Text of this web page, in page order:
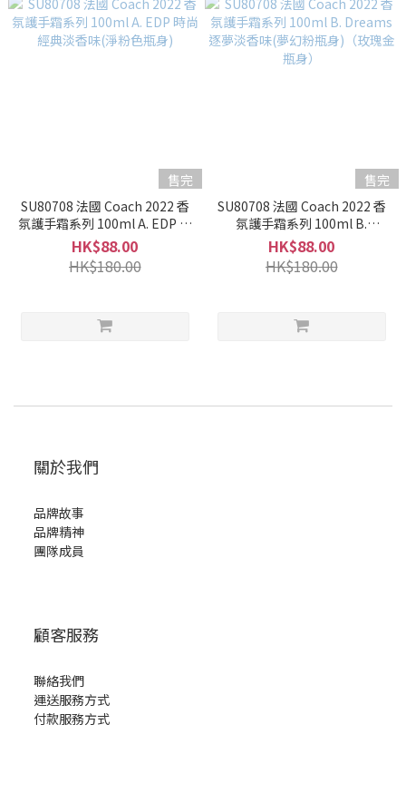
售完
SU80708 法國 Coach 2022 香
氛護手霜系列 100ml A. EDP 時
尚經典淡香味(淨粉色瓶身)
HK$88.00
HK$180.00
售完
SU80708 法國 Coach 2022 香
氛護手霜系列 100ml B.
身)（玫瑰金瓶身）
HK$88.00
HK$180.00
關於我們
品牌故事
品牌精神
團隊成員
顧客服務
聯絡我們
運送服務方式
付款服務方式